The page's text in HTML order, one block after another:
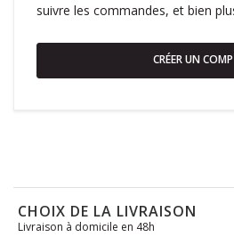
suivre les commandes, et bien
CRÉER UN
CHOIX DE LA LIVRAISON
Livraison à domicile en 48h